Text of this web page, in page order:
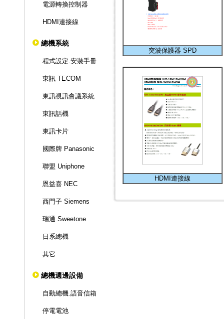
電源轉換控制器
HDMI連接線
總機系統
程式設定.安裝手冊
東訊 TECOM
東訊視訊會議系統
東訊話機
東訊卡片
國際牌 Panasonic
聯盟 Uniphone
恩益喜 NEC
西門子 Siemens
瑞通 Sweetone
日系總機
其它
總機週邊設備
自動總機.語音信箱
停電電池
突波保護器 SPD
HDMI連接線